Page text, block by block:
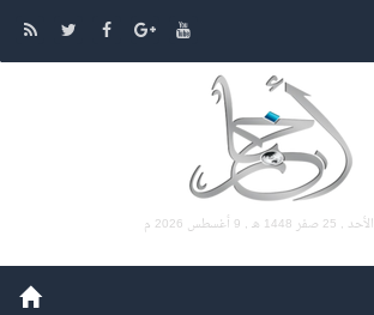
الأحد , 25 صفر 1448 هـ , 9 أغسطس 2026 م